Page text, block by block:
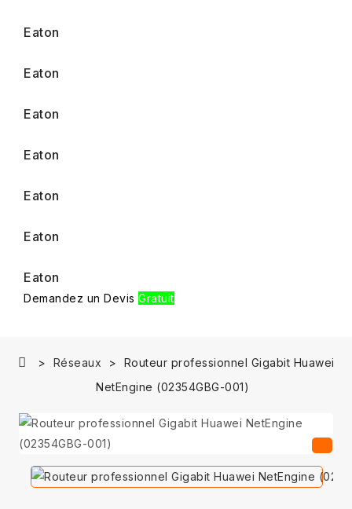
Eaton
Eaton
Eaton
Eaton
Eaton
Eaton
Eaton
Demandez un Devis Gratuit
Réseaux
Routeur professionnel Gigabit Huawei
NetEngine (02354GBG-001)